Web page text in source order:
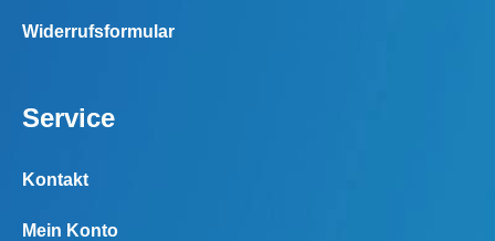
Widerrufsformular
Service
Kontakt
Mein Konto